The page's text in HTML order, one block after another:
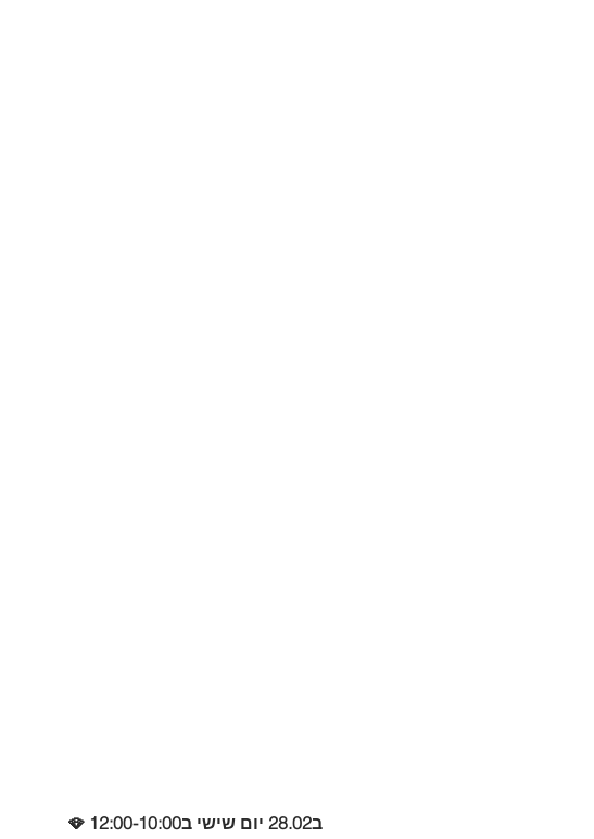
ב28.02 יום שישי ב12:00-10:00 🪭